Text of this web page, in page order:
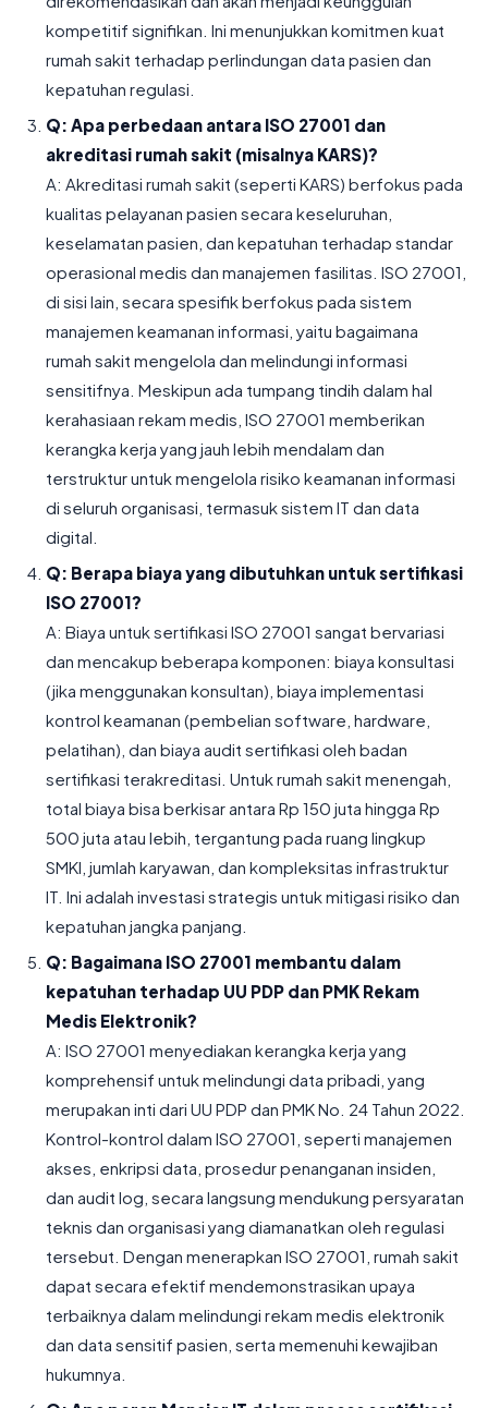
kompetitif signifikan. Ini menunjukkan komitmen kuat
rumah sakit terhadap perlindungan data pasien dan
kepatuhan regulasi.
Q: Apa perbedaan antara ISO 27001 dan
akreditasi rumah sakit (misalnya KARS)?
A: Akreditasi rumah sakit (seperti KARS) berfokus pada
kualitas pelayanan pasien secara keseluruhan,
keselamatan pasien, dan kepatuhan terhadap standar
operasional medis dan manajemen fasilitas. ISO 27001,
di sisi lain, secara spesifik berfokus pada sistem
manajemen keamanan informasi, yaitu bagaimana
rumah sakit mengelola dan melindungi informasi
sensitifnya. Meskipun ada tumpang tindih dalam hal
kerahasiaan rekam medis, ISO 27001 memberikan
kerangka kerja yang jauh lebih mendalam dan
terstruktur untuk mengelola risiko keamanan informasi
di seluruh organisasi, termasuk sistem IT dan data
digital.
Q: Berapa biaya yang dibutuhkan untuk sertifikasi
ISO 27001?
A: Biaya untuk sertifikasi ISO 27001 sangat bervariasi
dan mencakup beberapa komponen: biaya konsultasi
(jika menggunakan konsultan), biaya implementasi
kontrol keamanan (pembelian software, hardware,
pelatihan), dan biaya audit sertifikasi oleh badan
sertifikasi terakreditasi. Untuk rumah sakit menengah,
total biaya bisa berkisar antara Rp 150 juta hingga Rp
500 juta atau lebih, tergantung pada ruang lingkup
SMKI, jumlah karyawan, dan kompleksitas infrastruktur
IT. Ini adalah investasi strategis untuk mitigasi risiko dan
kepatuhan jangka panjang.
Q: Bagaimana ISO 27001 membantu dalam
kepatuhan terhadap UU PDP dan PMK Rekam
Medis Elektronik?
A: ISO 27001 menyediakan kerangka kerja yang
komprehensif untuk melindungi data pribadi, yang
merupakan inti dari UU PDP dan PMK No. 24 Tahun 2022.
Kontrol-kontrol dalam ISO 27001, seperti manajemen
akses, enkripsi data, prosedur penanganan insiden,
dan audit log, secara langsung mendukung persyaratan
teknis dan organisasi yang diamanatkan oleh regulasi
tersebut. Dengan menerapkan ISO 27001, rumah sakit
dapat secara efektif mendemonstrasikan upaya
terbaiknya dalam melindungi rekam medis elektronik
dan data sensitif pasien, serta memenuhi kewajiban
hukumnya.